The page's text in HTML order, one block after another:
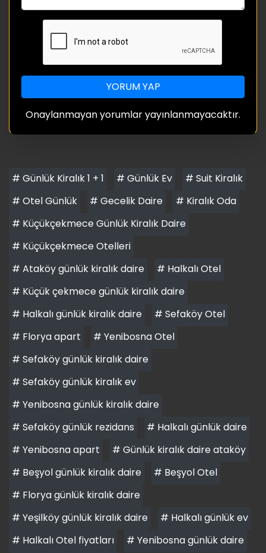
YORUM YAP
Onaylanmayan yorumlar yayınlanmayacaktır.
# Günlük Kiralık 1 + 1 # Günlük Ev
# Suit Kiralık
# Otel Günlük
# Gecelik Daire
# Kiralık Oda
# Küçükçekmece Günlük Kiralık Daire
# Küçükçekmece Otelleri
# Ataköy günlük kiralık daire
# Halkalı Otel
# Küçük çekmece günlük kiralık daire
# Halkalı günlük kiralık daire
# Sefaköy Otel
# Florya apart
# Yenibosna Otel
# Sefaköy günlük kiralık daire
# Sefaköy günlük kiralık ev
# Yenibosna günlük kiralık daire
# Sefaköy günlük rezidans
# Halkalı günlük daire
# Yenibosna apart
# Günlük kiralık daire ataköy
# Beşyol günlük kiralık daire
# Beşyol Otel
# Florya günlük kiralık daire
# Yeşilköy günlük kiralık daire
# Halkalı günlük ev
# Halkalı Otel fiyatları
# Yenibosna günlük daire